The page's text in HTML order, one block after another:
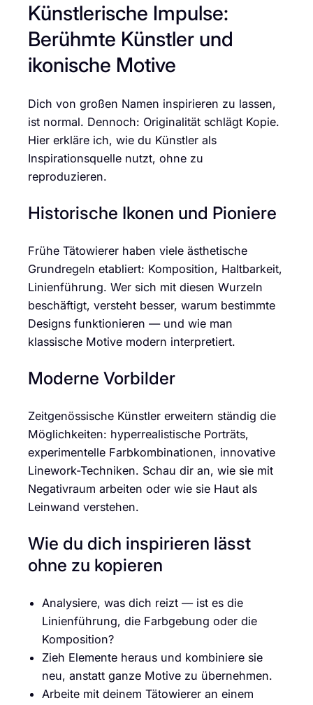
Künstlerische Impulse:
Berühmte Künstler und
ikonische Motive
Dich von großen Namen inspirieren zu lassen,
ist normal. Dennoch: Originalität schlägt Kopie.
Hier erkläre ich, wie du Künstler als
Inspirationsquelle nutzt, ohne zu
reproduzieren.
Historische Ikonen und Pioniere
Frühe Tätowierer haben viele ästhetische
Grundregeln etabliert: Komposition, Haltbarkeit,
Linienführung. Wer sich mit diesen Wurzeln
beschäftigt, versteht besser, warum bestimmte
Designs funktionieren — und wie man
klassische Motive modern interpretiert.
Moderne Vorbilder
Zeitgenössische Künstler erweitern ständig die
Möglichkeiten: hyperrealistische Porträts,
experimentelle Farbkombinationen, innovative
Linework-Techniken. Schau dir an, wie sie mit
Negativraum arbeiten oder wie sie Haut als
Leinwand verstehen.
Wie du dich inspirieren lässt
ohne zu kopieren
Analysiere, was dich reizt — ist es die
Linienführung, die Farbgebung oder die
Komposition?
Zieh Elemente heraus und kombiniere sie
neu, anstatt ganze Motive zu übernehmen.
Arbeite mit deinem Tätowierer an einem